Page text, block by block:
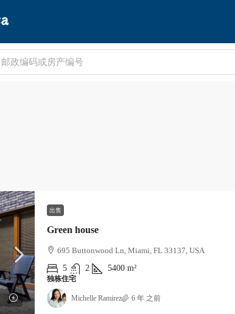
出售
Green house
695 Buttonwood Ln, Miami, FL 33137, USA
5
2 5400 m²
独栋住宅
Michelle Ramirez 6 年 之前